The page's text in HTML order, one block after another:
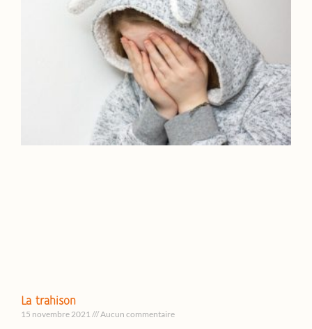
La trahison
15 novembre 2021 Aucun commentaire